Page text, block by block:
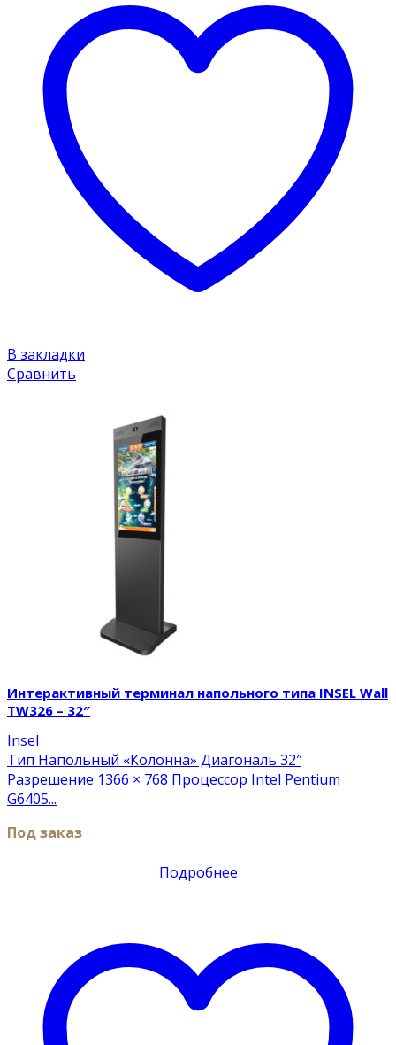
В закладки
Сравнить
Интерактивный терминал напольного типа INSEL Wall
TW326 – 32″
Insel
Тип Напольный «Колонна» Диагональ 32″
Разрешение 1366 × 768 Процессор Intel Pentium
G6405...
Под заказ
Подробнее